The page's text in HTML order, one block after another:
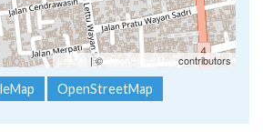
Leaflet | ©OpenStreetMap contributors
OpenStreetMap